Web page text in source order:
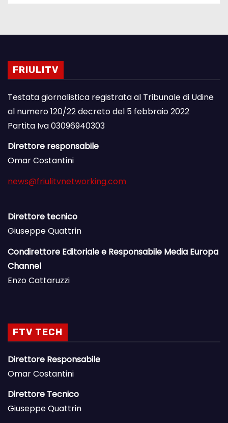
FRIULITV
Testata giornalistica registrata al Tribunale di Udine
al numero 120/22 decreto del 5 febbraio 2022
Partita Iva 03096940303
Direttore responsabile
Omar Costantini
news@friulitvnetworking.com
Direttore tecnico
Giuseppe Quattrin
Condirettore Editoriale e Responsabile Media Europa
Channel
Enzo Cattaruzzi
FTV TECH
Direttore Responsabile
Omar Costantini
Direttore Tecnico
Giuseppe Quattrin